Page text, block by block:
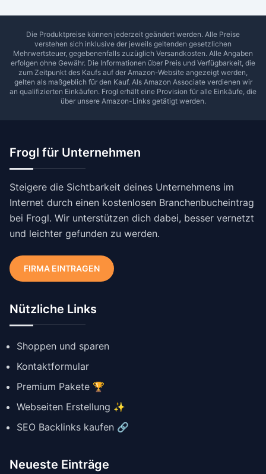
Die Produktpreise können jederzeit geändert werden. Alle Preise
verstehen sich inklusive der jeweils geltenden gesetzlichen
Mehrwertsteuer, gegebenenfalls zuzüglich Versandkosten. Alle Angaben
erfolgen ohne Gewähr. Die Informationen über Preis und Verfügbarkeit, die
zum Zeitpunkt des Kaufs auf der Amazon-Website angezeigt werden,
gelten als maßgeblich für den Kauf. Als Amazon Associate verdienen wir
an qualifizierten Einkäufen. Frogl erhält eine Provision für alle Einkäufe, die
über unsere Amazon-Links getätigt werden.
Frogl für Unternehmen
Steigere die Sichtbarkeit deines Unternehmens im
Internet durch einen kostenlosen Branchenbucheintrag
bei Frogl. Wir unterstützen dich dabei, besser vernetzt
und leichter gefunden zu werden.
FIRMA EINTRAGEN
Nützliche Links
Shoppen und sparen
Kontaktformular
Premium Pakete 🏆
Webseiten Erstellung ✨
SEO Backlinks kaufen 🔗
Neueste Einträge